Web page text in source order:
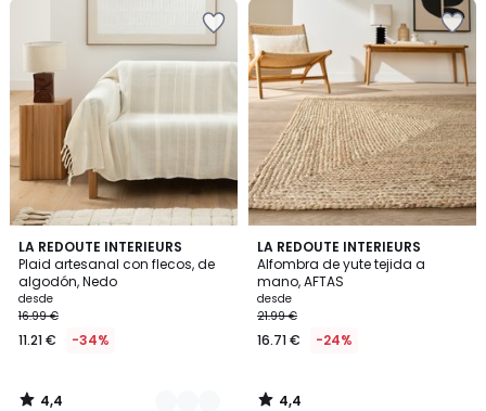
LA REDOUTE INTERIEURS
Plaid artesanal con flecos, de
algodón, Nedo
desde
16.99 €
11.21 € -34%
4,4
/ 5
12
Colores
4,4
LA REDOUTE INTERIEURS
Alfombra de yute tejida a
mano, AFTAS
desde
21.99 €
16.71 € -24%
4,4
/ 5
4,4